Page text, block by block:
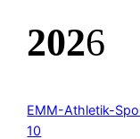
2026
EMM-Athletik-
10